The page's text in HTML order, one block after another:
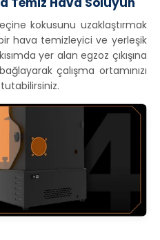
kokusunu uzaklaştırmak
hava temizleyici ve yerleşik
yer alan egzoz çıkışına
çalışma ortamınızı